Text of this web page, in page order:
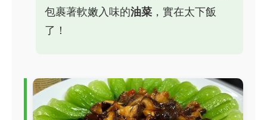
包裹著軟嫩入味的油菜 ，實在太下飯
了！